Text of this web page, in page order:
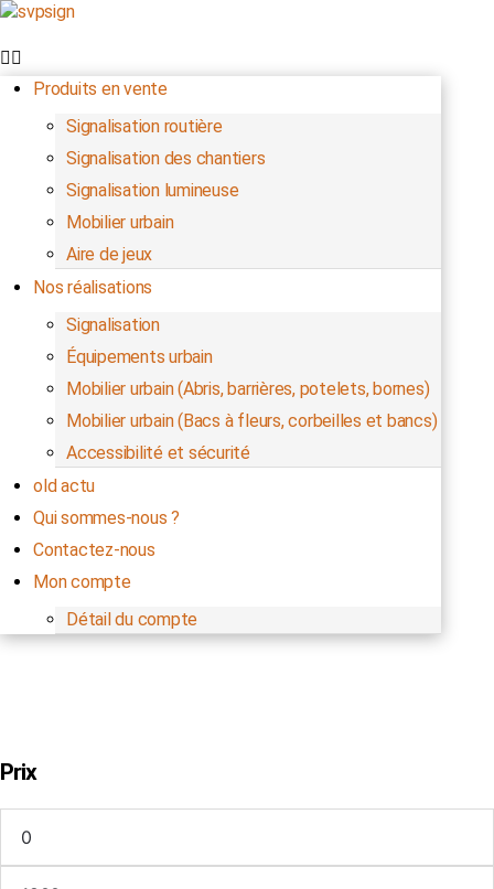
Produits en vente
Signalisation routière
Signalisation des chantiers
Signalisation lumineuse
Mobilier urbain
Aire de jeux
Nos réalisations
Signalisation
Équipements urbain
Mobilier urbain (Abris, barrières, potelets, bornes)
Mobilier urbain (Bacs à fleurs, corbeilles et bancs)
Accessibilité et sécurité
old actu
Qui sommes-nous ?
Contactez-nous
Mon compte
Détail du compte
Prix